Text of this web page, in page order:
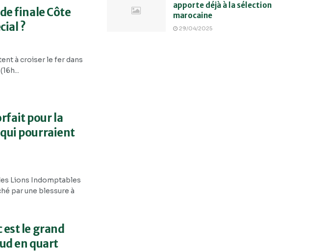
finale Côte
?
à croiser le fer dans
pour la
qui pourraient
Lions Indomptables
par une blessure à
est le grand
en quart
apporte déjà à la sélection
marocaine
29/04/2025